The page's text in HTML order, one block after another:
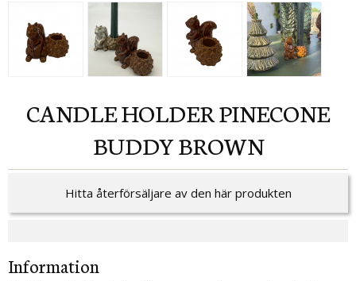
CANDLE HOLDER PINECONE
BUDDY BROWN
Hitta återförsäljare av den här produkten
Information